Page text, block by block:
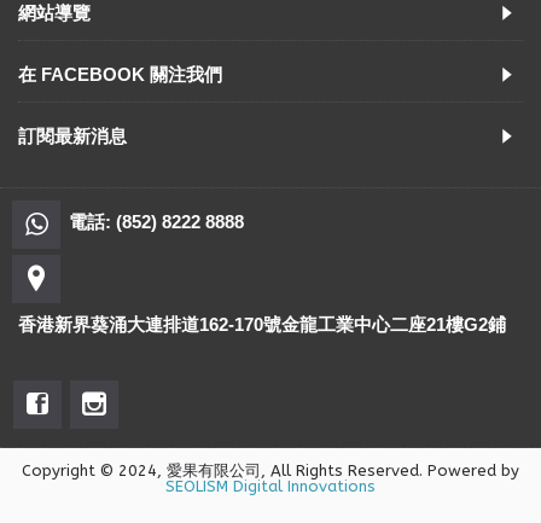
網站導覽
在 FACEBOOK 關注我們
訂閱最新消息
電話: (852) 8222 8888
香港新界葵涌大連排道162-170號金龍工業中心二座21樓G2鋪
Copyright © 2024, 愛果有限公司, All Rights Reserved. Powered by
SEOLISM Digital Innovations